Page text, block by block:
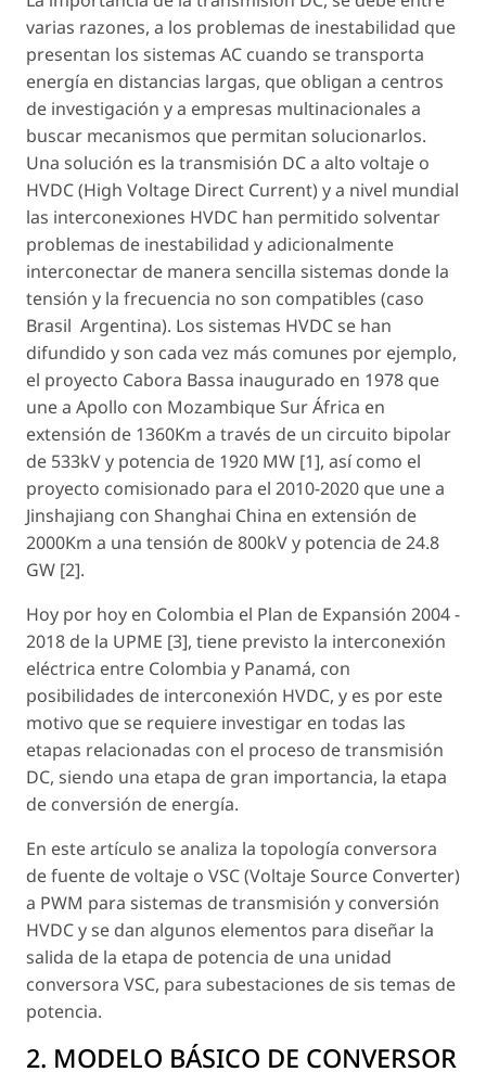
varias razones, a los problemas de inestabilidad que
presentan los sistemas AC cuando se transporta
energía en distancias largas, que obligan a centros
de investigación y a empresas multinacionales a
buscar mecanismos que permitan solucionarlos.
Una solución es la transmisión DC a alto voltaje o
HVDC (High Voltage Direct Current) y a nivel mundial
las interconexiones HVDC han permitido solventar
problemas de inestabilidad y adicionalmente
interconectar de manera sencilla sistemas donde la
tensión y la frecuencia no son compatibles (caso
Brasil ­ Argentina). Los sistemas HVDC se han
difundido y son cada vez más comunes por ejemplo,
el proyecto Cabora Bassa inaugurado en 1978 que
une a Apollo con Mozambique Sur África en
extensión de 1360Km a través de un circuito bipolar
de 533kV y potencia de 1920 MW [1], así como el
proyecto comisionado para el 2010-2020 que une a
Jinshajiang con Shanghai China en extensión de
2000Km a una tensión de 800kV y potencia de 24.8
GW [2].
Hoy por hoy en Colombia el Plan de Expansión 2004 -
2018 de la UPME [3], tiene previsto la interconexión
eléctrica entre Colombia y Panamá, con
posibilidades de interconexión HVDC, y es por este
motivo que se requiere investigar en todas las
etapas relacionadas con el proceso de transmisión
DC, siendo una etapa de gran importancia, la etapa
de conversión de energía.
En este artículo se analiza la topología conversora
de fuente de voltaje o VSC (Voltaje Source Converter)
a PWM para sistemas de transmisión y conversión
HVDC y se dan algunos elementos para diseñar la
salida de la etapa de potencia de una unidad
conversora VSC, para subestaciones de sis temas de
potencia.
2. MODELO BÁSICO DE CONVERSOR